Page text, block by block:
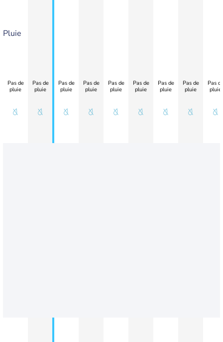
Pluie
Pas de
pluie
Pas de
pluie
Pas de
pluie
Pas de
pluie
Pas de
pluie
Pas de
pluie
Pas de
pluie
Pas de
pluie
Pas
pluie